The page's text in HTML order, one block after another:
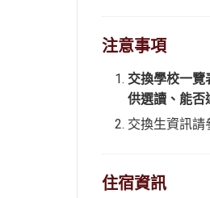
注意事項
交換學校一
供選讀、能否
交換生資訊請
住宿資訊